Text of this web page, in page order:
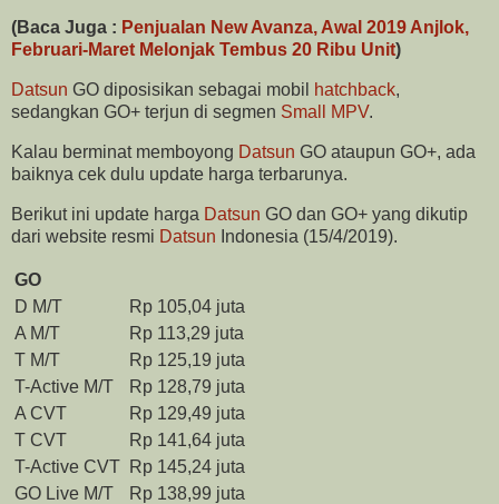
(Baca Juga : Penjualan New Avanza, Awal 2019 Anjlok,
Februari-Maret Melonjak Tembus 20 Ribu Unit)
Datsun GO diposisikan sebagai mobil hatchback,
sedangkan GO+ terjun di segmen Small MPV.
Kalau berminat memboyong Datsun GO ataupun GO+, ada
baiknya cek dulu update harga terbarunya.
Berikut ini update harga Datsun GO dan GO+ yang dikutip
dari website resmi Datsun Indonesia (15/4/2019).
GO
D M/T
Rp 105,04 juta
A M/T
Rp 113,29 juta
T M/T
Rp 125,19 juta
T-Active M/T
Rp 128,79 juta
A CVT
Rp 129,49 juta
T CVT
Rp 141,64 juta
T-Active CVT Rp 145,24 juta
GO Live M/T
Rp 138,99 juta